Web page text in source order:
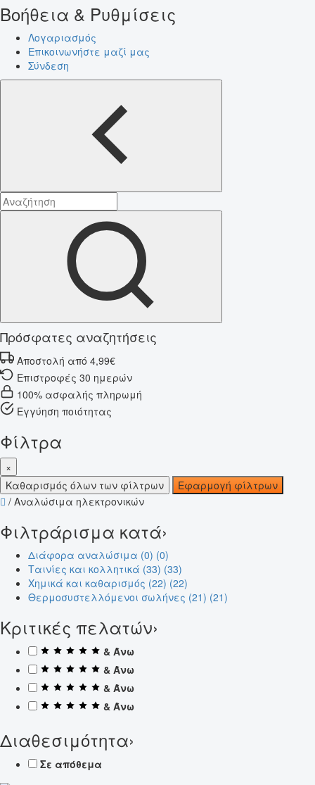
Βοήθεια & Ρυθμίσεις
Λογαριασμός
Επικοινωνήστε μαζί μας
Σύνδεση
Πρόσφατες αναζητήσεις
Αποστολή από 4,99€
Επιστροφές 30 ημερών
100% ασφαλής πληρωμή
Εγγύηση ποιότητας
Φίλτρα
×
Καθαρισμός όλων των φίλτρων
Εφαρμογή φίλτρων
/ Αναλώσιμα ηλεκτρονικών
Φιλτράρισμα κατά›
Διάφορα αναλώσιμα (0) (0)
Ταινίες και κολλητικά (33) (33)
Χημικά και καθαρισμός (22) (22)
Θερμοσυστελλόμενοι σωλήνες (21) (21)
Κριτικές πελατών›
& Άνω
& Άνω
& Άνω
& Άνω
Διαθεσιμότητα›
Σε απόθεμα